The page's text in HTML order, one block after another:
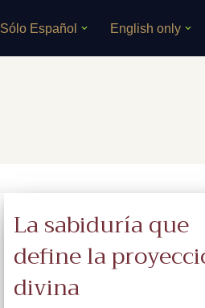
Sólo Español English only
La sabiduría que
define la
divina